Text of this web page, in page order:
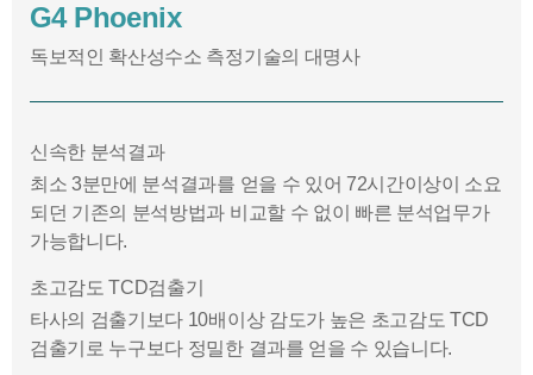
G4 Phoenix
독보적인 확산성수소 측정기술의 대명사
신속한 분석결과
최소 3분만에 분석결과를 얻을 수 있어 72시간이상이 소요
되던 기존의 분석방법과 비교할 수 없이 빠른 분석업무가
가능합니다.
초고감도 TCD검출기
타사의 검출기보다 10배이상 감도가 높은 초고감도 TCD
검출기로 누구보다 정밀한 결과를 얻을 수 있습니다.